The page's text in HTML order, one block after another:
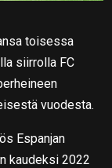
toisessa
siirrolla FC
vuodesta.
Espanjan
kaudeksi 2022